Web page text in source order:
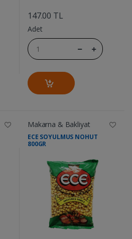
147.00 TL
Adet
Makarna & Bakliyat
ECE SOYULMUS NOHUT
800GR